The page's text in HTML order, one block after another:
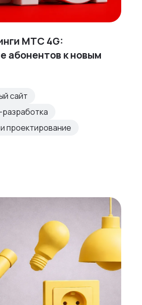
МТС 4G:
абонентов к новым
сайт
проектирование